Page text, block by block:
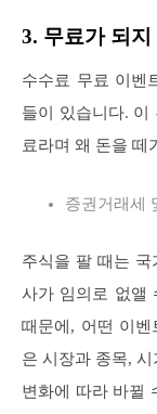
3. 무료가 되
수수료 무료 이벤
들이 있습니다. 이
료라며 왜 돈을 떼
증권거래세
주식을 팔 때는 국
사가 임의로 없앨
때문에, 어떤 이
은 시장과 종목,
변화에 따라 바뀔